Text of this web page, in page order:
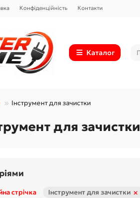
Конфіденційність Контакти
Каталог
Інструмент для зачистки
для зачистки
стрічка Інструмент для зачистки ×